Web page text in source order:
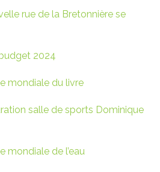
rue de la Bretonnière se
2024
mondiale du livre
salle de sports Dominique
mondiale de l’eau